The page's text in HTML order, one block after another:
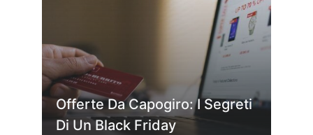
Offerte Da Capogiro: I Segreti
Di Un Black Friday